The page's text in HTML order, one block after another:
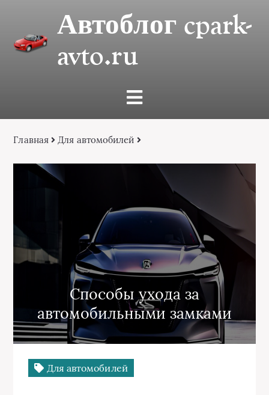
Автоблог cpark-
avto.ru
Главная Для автомобилей
Способы ухода за
автомобильными замками
Для автомобилей